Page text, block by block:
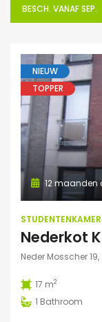
BESCH. VANAF SEP.
NIEUW
TOPPER
12 maanden
STUDENTENKAMER
Nederkot
Neder Mosscher
17 m2
1 Bathroom